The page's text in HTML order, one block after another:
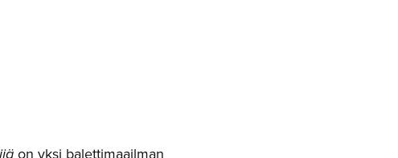
on yksi balettimaailman